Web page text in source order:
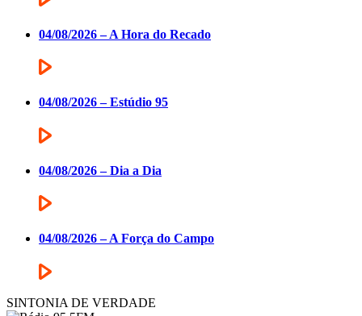
04/08/2026 – A Hora do Recado
04/08/2026 – Estúdio 95
04/08/2026 – Dia a Dia
04/08/2026 – A Força do Campo
SINTONIA DE VERDADE